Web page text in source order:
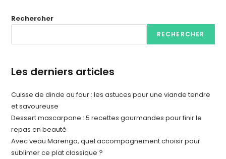
Rechercher
RECHERCHER
Les derniers articles
Cuisse de dinde au four : les astuces pour une viande tendre
et savoureuse
Dessert mascarpone : 5 recettes gourmandes pour finir le
repas en beauté
Avec veau Marengo, quel accompagnement choisir pour
sublimer ce plat classique ?